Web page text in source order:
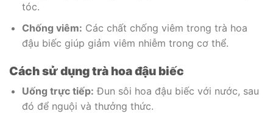
tóc.
Chống viêm: Các chất chống viêm trong trà hoa
đậu biếc giúp giảm viêm nhiễm trong cơ thể.
Cách sử dụng trà hoa đậu biếc
Uống trực tiếp: Đun sôi hoa đậu biếc với nước, sau
đó để nguội và thưởng thức.